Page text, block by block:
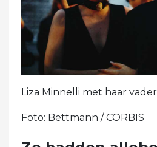
Liza Minnelli met haar
Foto: Bettmann / CORBIS